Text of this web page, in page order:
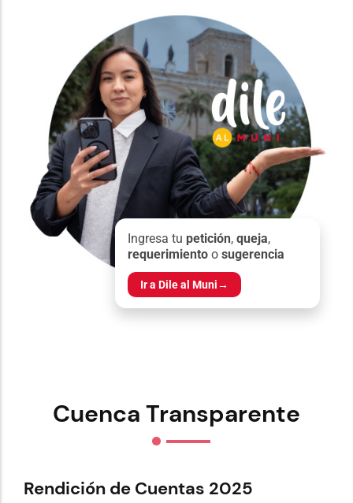
Ingresa tu petición, queja,
requerimiento o sugerencia
Ir a Dile al Muni→
Cuenca Transparente
Rendición de Cuentas 2025